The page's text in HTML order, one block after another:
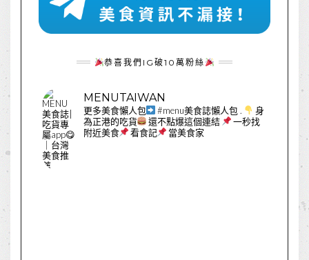
恭喜我們IG破10萬粉絲
MENUTAIWAN
更多美食懶人包 #menu美食誌懶人包 .
身
為正港的吃貨
還不點爆這個連結
一秒找
附近美食
看食記 當美食家